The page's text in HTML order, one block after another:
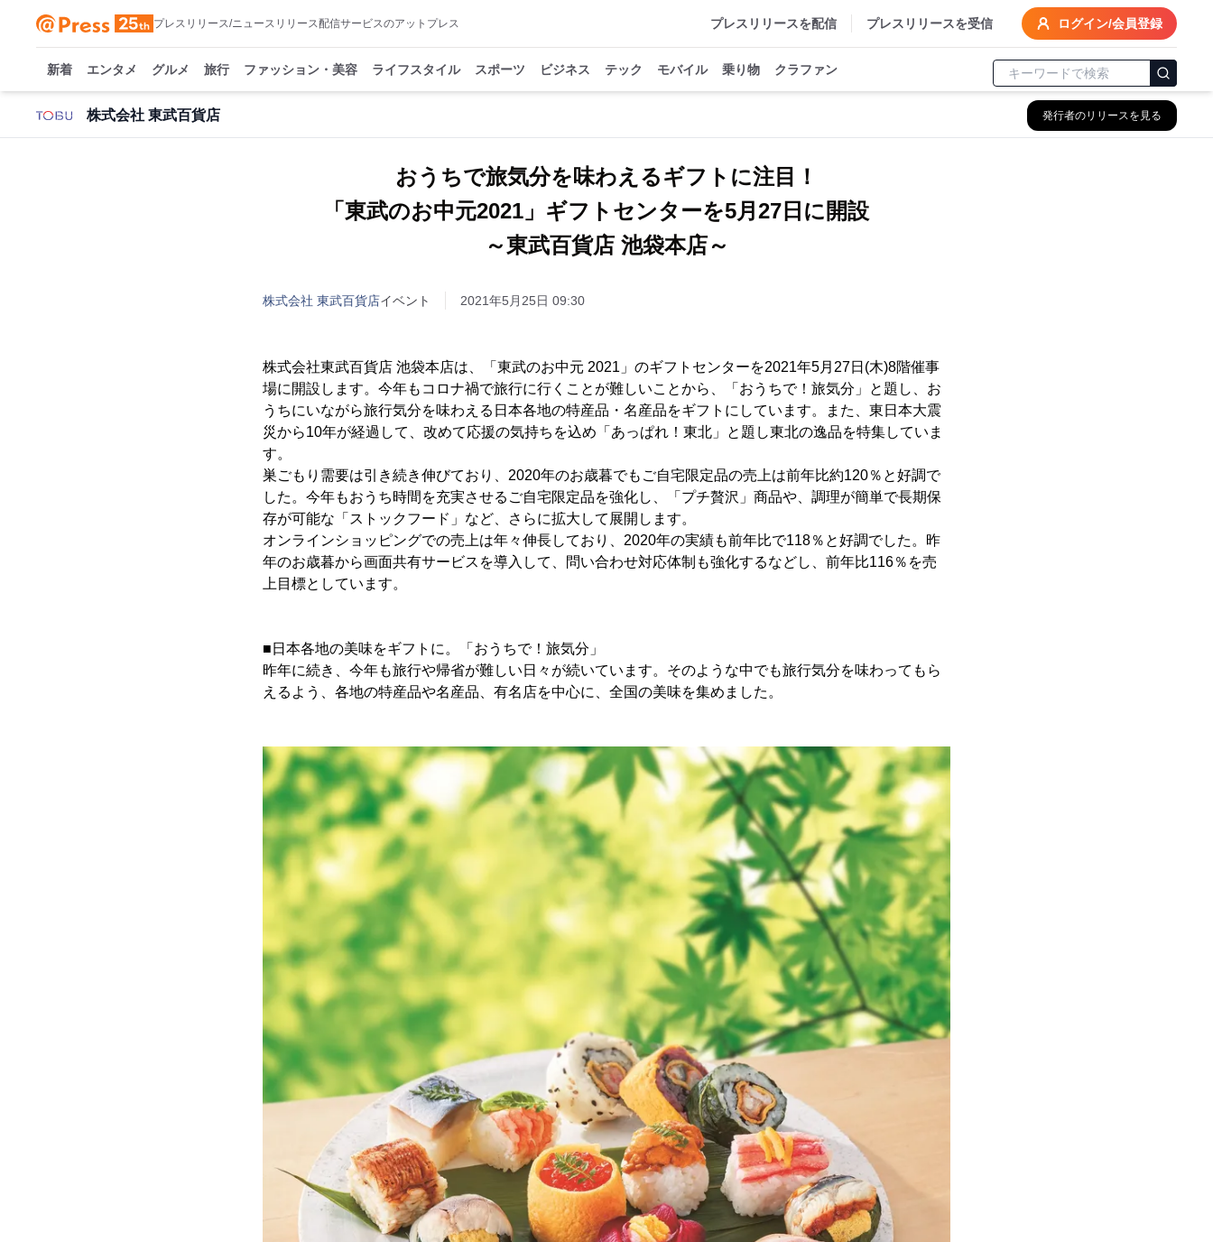
プレスリリース/ニュースリリース配信サービスのアットプレス プレスリリースを配信 プレスリリースを受信 ログイン/会員登録
新着 エンタメ グルメ 旅行 ファッション・美容 ライフスタイル スポーツ ビジネス テック モバイル 乗り物 クラファン
株式会社 東武百貨店 発行者のリリースを見る
おうちで旅気分を味わえるギフトに注目！
「東武のお中元2021」ギフトセンターを5月27日に開設
～東武百貨店 池袋本店～
株式会社 東武百貨店イベント 2021年5月25日 09:30
株式会社東武百貨店 池袋本店は、「東武のお中元 2021」のギフトセンターを2021年5月27日(木)8階催事
場に開設します。今年もコロナ禍で旅行に行くことが難しいことから、「おうちで！旅気分」と題し、お
うちにいながら旅行気分を味わえる日本各地の特産品・名産品をギフトにしています。また、東日本大震
災から10年が経過して、改めて応援の気持ちを込め「あっぱれ！東北」と題し東北の逸品を特集していま
す。
巣ごもり需要は引き続き伸びており、2020年のお歳暮でもご自宅限定品の売上は前年比約120％と好調で
した。今年もおうち時間を充実させるご自宅限定品を強化し、「プチ贅沢」商品や、調理が簡単で長期保
存が可能な「ストックフード」など、さらに拡大して展開します。
オンラインショッピングでの売上は年々伸長しており、2020年の実績も前年比で118％と好調でした。昨
年のお歳暮から画面共有サービスを導入して、問い合わせ対応体制も強化するなどし、前年比116％を売
上目標としています。
■日本各地の美味をギフトに。「おうちで！旅気分」
昨年に続き、今年も旅行や帰省が難しい日々が続いています。そのような中でも旅行気分を味わってもら
えるよう、各地の特産品や名産品、有名店を中心に、全国の美味を集めました。